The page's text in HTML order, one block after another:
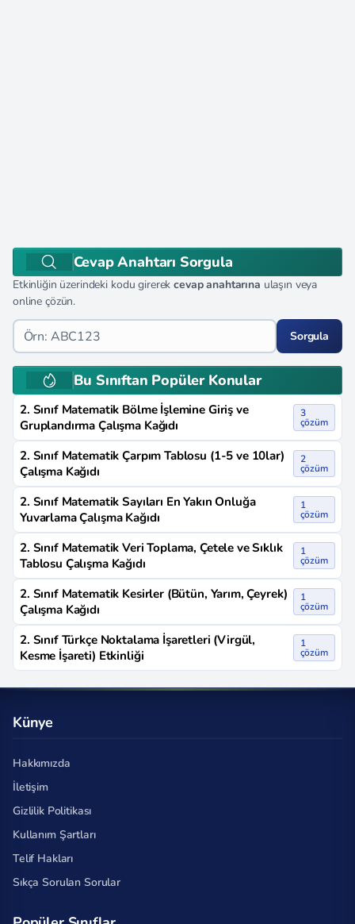
Cevap Anahtarı Sorgula
Etkinliğin üzerindeki kodu girerekcevap anahtarına ulaşın veya
online çözün.
Sorgula
Bu Sınıftan Popüler Konular
2. Sınıf Matematik Bölme İşlemine Giriş ve
Gruplandırma Çalışma Kağıdı
3
çözüm
2. Sınıf Matematik Çarpım Tablosu (1-5 ve 10lar)
Çalışma Kağıdı
2
çözüm
2. Sınıf Matematik Sayıları En Yakın Onluğa
Yuvarlama Çalışma Kağıdı
1
çözüm
2. Sınıf Matematik Veri Toplama, Çetele ve Sıklık
Tablosu Çalışma Kağıdı
1
çözüm
2. Sınıf Matematik Kesirler (Bütün, Yarım, Çeyrek)
Çalışma Kağıdı
1
çözüm
2. Sınıf Türkçe Noktalama İşaretleri (Virgül,
Kesme İşareti) Etkinliği
1
çözüm
Künye
Hakkımızda
İletişim
Gizlilik Politikası
Kullanım Şartları
Telif Hakları
Sıkça Sorulan Sorular